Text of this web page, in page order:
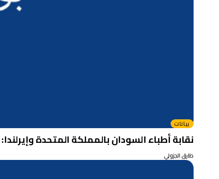
بيانات
نقابة أطباء السودان بالمملكة المتحدة
طارق الجزولي